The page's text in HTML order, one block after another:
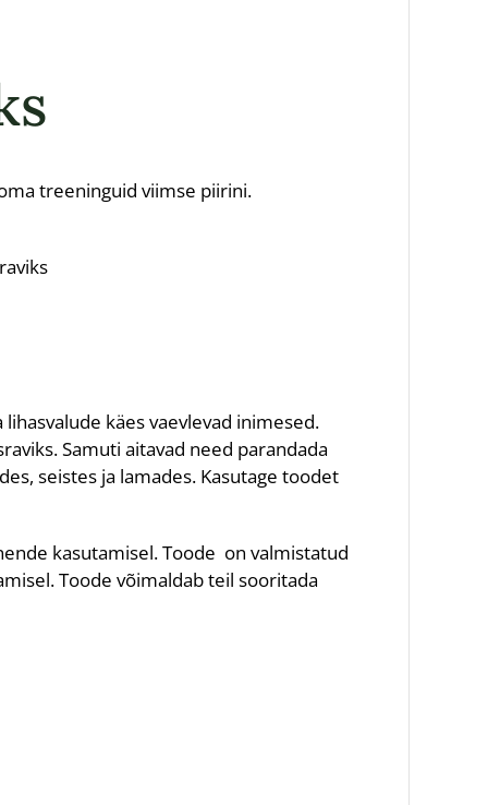
treeninguid viimse piirini.
käes vaevlevad inimesed.
Samuti aitavad need parandada
seistes ja lamades. Kasutage toodet
kasutamisel. Toode on valmistatud
Toode võimaldab teil sooritada